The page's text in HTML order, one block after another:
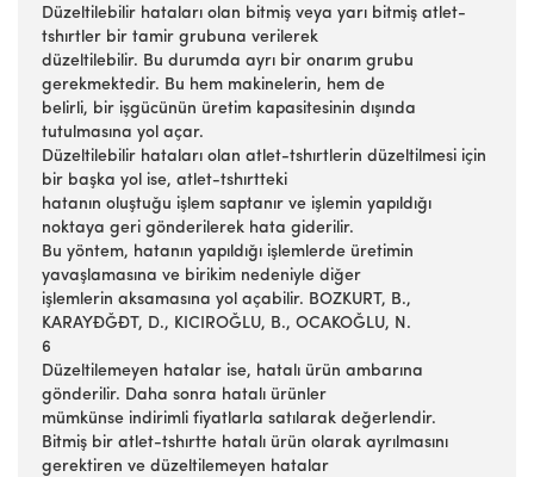
Düzeltilebilir hataları olan bitmiş veya yarı bitmiş atlet-
tshırtler bir tamir grubuna verilerek
düzeltilebilir. Bu durumda ayrı bir onarım grubu
gerekmektedir. Bu hem makinelerin, hem de
belirli, bir işgücünün üretim kapasitesinin dışında
tutulmasına yol açar.
Düzeltilebilir hataları olan atlet-tshırtlerin düzeltilmesi için
bir başka yol ise, atlet-tshırtteki
hatanın oluştuğu işlem saptanır ve işlemin yapıldığı
noktaya geri gönderilerek hata giderilir.
Bu yöntem, hatanın yapıldığı işlemlerde üretimin
yavaşlamasına ve birikim nedeniyle diğer
işlemlerin aksamasına yol açabilir. BOZKURT, B.,
KARAYĐĞĐT, D., KICIROĞLU, B., OCAKOĞLU, N.
6
Düzeltilemeyen hatalar ise, hatalı ürün ambarına
gönderilir. Daha sonra hatalı ürünler
mümkünse indirimli fiyatlarla satılarak değerlendir.
Bitmiş bir atlet-tshırtte hatalı ürün olarak ayrılmasını
gerektiren ve düzeltilemeyen hatalar